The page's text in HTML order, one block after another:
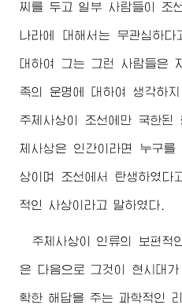
찌를 두고 일부 사람들이 조
나라에 대해서는 무관심하
대하여 그는 그런 사람들은
족의 운명에 대하여 생각하
주체사상이 조선에만 국한
체사상은 인간이라면 누구
상이며 조선에서 탄생하였다
적인 사상이라고 말하였다.
주체사상이 인류의 보편적
은 다음으로 그것이 현시대
확한 해답을 주는 과학적인